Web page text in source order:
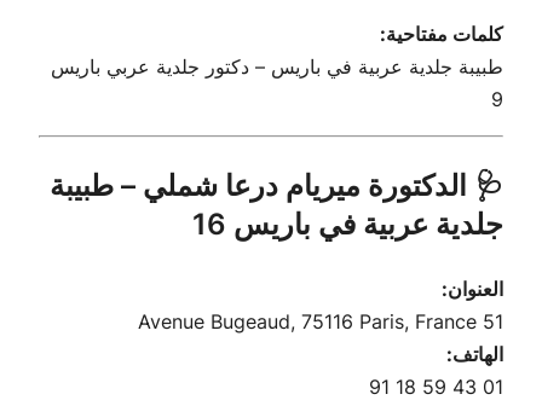
كلمات مفتاحية:
طبيبة جلدية عربية في باريس – دكتور جلدية عربي باريس
9
🩺 الدكتورة ميريام درعا شملي – طبيبة
جلدية عربية في باريس 16
العنوان:
51 Avenue Bugeaud, 75116 Paris, France
الهاتف:
01 43 59 18 91